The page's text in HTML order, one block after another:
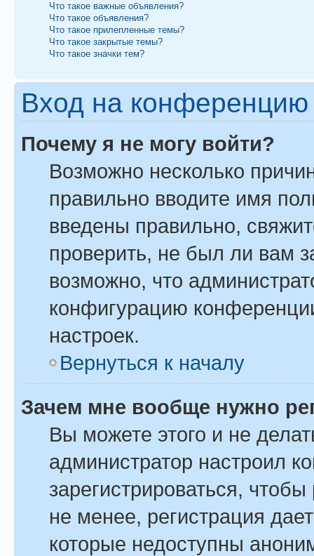
Что такое важные объявления?
Что такое объявления?
Что такое прилепленные темы?
Что такое закрытые темы?
Что такое значки тем?
Вход на конференцию
Почему я не могу войти?
Возможно несколько
правильно вводите имя
введены правильно,
проверить, не был ли вам
возможно, что
конфигурацию
настроек.
Вернуться к началу
Зачем мне вообще нужно
Вы можете этого и не
администратор настроил
зарегистрироваться,
не менее, регистрация
которые недоступны